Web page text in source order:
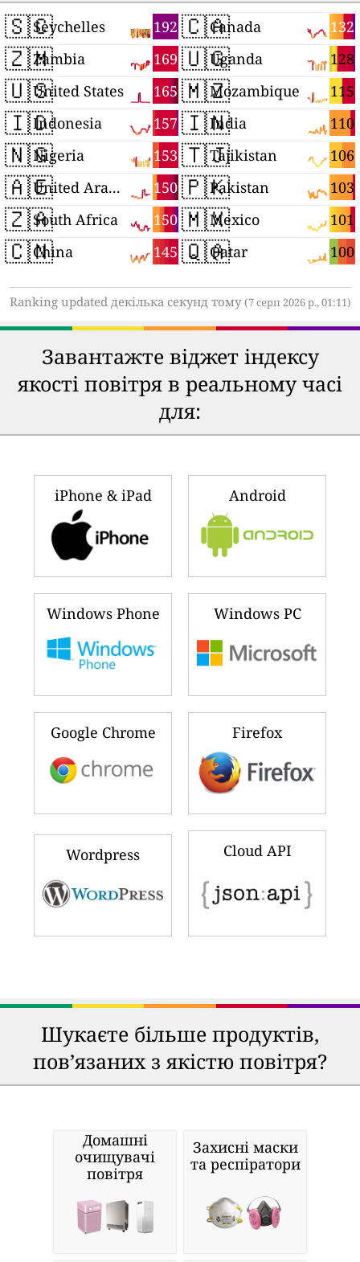
🇸🇨 192
Seychelles
🇿🇲 169
Zambia
🇺🇸 165
United States
🇮🇩 157
Indonesia
🇳🇬 153
Nigeria
🇦🇪 150
United Arab Emirates
🇿🇦 150
South Africa
🇨🇳 145
China
🇨🇦 132
Canada
🇺🇬 128
Uganda
🇲🇿 115
Mozambique
🇮🇳 110
India
🇹🇯 106
Tajikistan
🇵🇰 103
Pakistan
🇲🇽 101
Mexico
🇶🇦 100
Qatar
Ranking updated декілька секунд тому(7 серп 2026 р., 01:11)
Завантажте віджет індексу
якості повітря в реальному часі
для:
iPhone & iPad Android
Windows Phone Windows PC
Google Chrome Firefox
Wordpress Cloud API
Шукаєте більше продуктів,
пов’язаних з якістю повітря?
Домашні
очищувачі
повітря
Захисні маски
та респіратори